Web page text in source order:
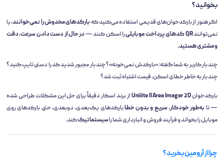
بخوانید؟
اگر هنوز از بارکدخوان‌های قدیمی استفاده می‌کنید کهبارکدهای مخدوش را نمی‌خوانند، یا
نمی‌توانندQR کدهای پرداخت موبایلی را اسکن کنند —در حال از دست دادن سرعت، دقت
و مشتری هستید.
چند بار کاربر به شما گفته: «بارکدش نمی‌خونه»؟ چند بار مجبور شدید کد را دستی تایپ کنید؟
چند بار به خاطر خطای اسکن، قیمت اشتباه ثبت شد؟
بارکدخوانUnilite II Area Imager 2Dاز برند اسکار دقیقاً برای حل این مشکلات طراحی شده
— تا به‌طور خودکار، سریع و بدون خطابارکدهای یک‌بعدی، دوبعدی، حتی بارکدهای روی
موبایل را بخواند و فرآیند فروش و انبارداری شما راسیستماتیککند.
چرا از آرومین بخرید؟